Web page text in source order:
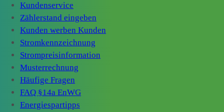
Kundenservice
Zählerstand eingeben
Kunden werben Kunden
Stromkennzeichnung
Strompreisinformation
Musterrechnung
Häufige Fragen
FAQ §14a EnWG
Energiespartipps